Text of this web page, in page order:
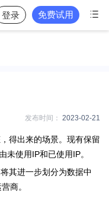
登录 免费试用 
发布时间： 2023-02-21
得出来的场景。现有保留
未使用IP和已使用IP。
其进一步划分为数据中
商。